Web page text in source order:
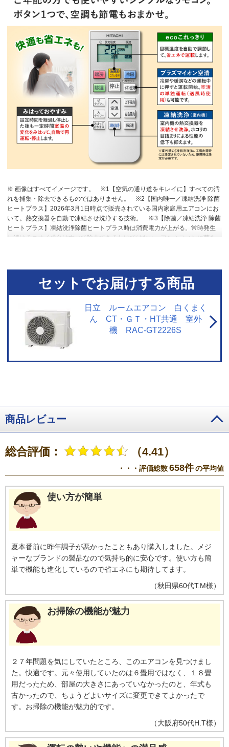
※ 画像はすべてイメージです。
※1【空気の通り道をキレイに】すべての汚
れを捕集・除去できるものではありません。
※2【国内唯一／凍結洗浄 除菌
ヒートプラス】2026年3月1日時点で販売されている国内家庭用エアコンにお
いて。熱交換器を自動で凍結させ洗浄する技術。
※3【除菌／凍結洗浄 除菌
ヒートプラス】凍結洗浄除菌ヒートプラス時は消費電力が上がる。常時発生
し続けるニオイ成分はすべて除去できるわけではない。アルミフィンに菌を
※5【浮遊物質を捕集・抑制/ニオイを抑制】閉鎖された実験設備に
おける試験結果によるもので、実使用空間での効果を示すものではありませ
ん。
※6【内部のカビを抑制／カビバスター】約20分間。室温・湿度が上昇
する場合あり。工場出荷時は設定されておらずお客様ご自身による設定が必
※7【国内唯一／ステンレス・クリーン システム】2026年3月1日時点
で販売されている国内家庭用エアコンにおいて。通風路、フラップにステン
レスを採用。
※8【最上位モデルにも搭載／凍結洗浄 除菌ヒートプラス】X
シリーズ搭載「凍結洗浄ヒートプラス」とは加熱温度が異なる。手動運転の
満足度。2023年11月調査。N=6,455。
※10【フィルター掃除で約10％の省
入れ】ダストボックスは半年に1回を目安に定期的に確認して、ホコリがたま
っているようならお手入れをしてください。
※13【最上位モデルにも搭載
／プラズマイオン空清】Xシリーズ搭載「パワフルPremiumプラズマ空清」と
ラスチック素材とステンレスの比較。JIS粉体8種・11種混合。約8時間送風運
※15【除菌／ステンレス通風路・ス
テンレスフラップ】エアコンから出る空気を除菌しているわけではありませ
り運転で省エネ】RAS-GT4026D、洋室14畳。冷房時:外気温35℃、設定温度
27℃、風速自動において、室温安定時の1時間あたりの積算消費電力量が
［ecoこれっきり］ON（262Wh）とOFF（303Wh）との比較。カーテンを閉
め切った日射量の少ない日中を想定。
の室外機の吸い込み空気温度。ベランダなど狭小スペースに設置した場合、
ださい。また、高温の場合、製品保護のため運転しないことがあります。使
用環境により能力が低下する場合があります。
※18【国内唯一／室外機ま
で凍結洗浄】2026年4月時点で販売されている国内家庭用エアコンにおいて。
セットでお届けする商品
日立 ルームエアコン 白くまく
ん CT・ＧＴ・HT共通 室外
機 RAC-GT2226S
商品レビュー
総合評価： （4.41）
・・・評価総数658件の平均値
使い方が簡単
夏本番前に昨年調子が悪かったこともあり購入しました。メジ
ャーなブランドの製品なので気持ち的に安心です。使い方も簡
単で機能も進化しているので省エネにも期待してます。
（秋田県60代T.M様）
お掃除の機能が魅力
２７年問題を気にしていたところ、このエアコンを見つけまし
た。快適です。元々使用していたのは６畳用ではなく、１８畳
用だったため、部屋の大きさにあっていなかったのと、年式も
古かったので、ちょうどよいサイズに変更できてよかったで
す。お掃除の機能が魅力的です。
（大阪府50代H.T様）